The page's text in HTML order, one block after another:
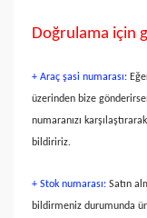
Doğrulama için
+ Araç şasi numarası:
üzerinden bize
numaranızı
bildiririz.
+ Stok numarası: Satın
bildirmeniz durumunda